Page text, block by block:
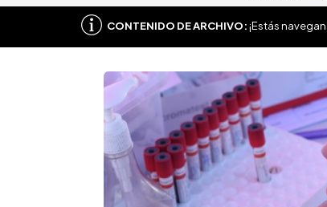
CONTENIDO DE ARCHIVO:¡Estás